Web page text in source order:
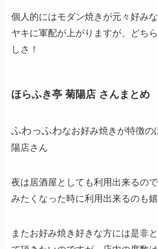
個人的にはモダン焼きが元々好み
ヤキに軍配が上がりますが、どち
しさ！
ほらふき亭 菊陽店 さんまとめ
ふわっふわなお好み焼きが特徴の
陽店さん
夜は居酒屋としても利用出来るの
みたくなった時に利用出来るのも嬉
またお好み焼き好きな方には是非